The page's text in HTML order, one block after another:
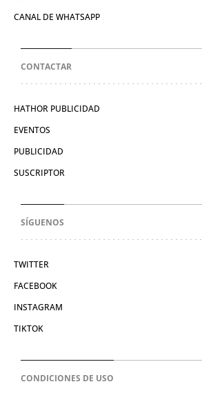
CANAL DE WHATSAPP
CONTACTAR
HATHOR PUBLICIDAD
EVENTOS
PUBLICIDAD
SUSCRIPTOR
SÍGUENOS
TWITTER
FACEBOOK
INSTAGRAM
TIKTOK
CONDICIONES DE USO